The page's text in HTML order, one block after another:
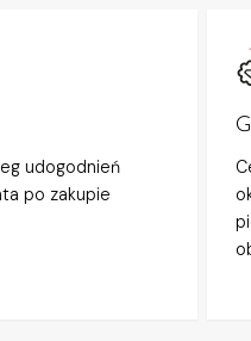
udogodnień
po zakupie